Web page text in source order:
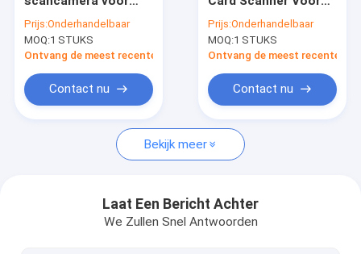
Nieuws
Gevallen
Het Apparaat van de pookanalysator
streepjescodes
Prijs:Onderhandelbaar
MOQ:1 STUKS
Ontvang de meest recente Prijs
Contact nu
Prijs:Onderhandelbaar
MOQ:1 STUKS
Ontvang de meest recente
Contact nu
Bekijk meer
Laat Een Bericht Achter
We Zullen Snel Antwoorden